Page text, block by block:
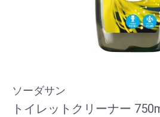
ソーダサン
トイレットクリーナー